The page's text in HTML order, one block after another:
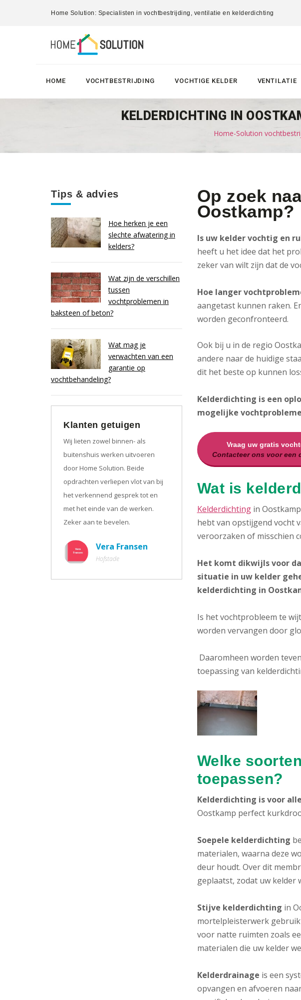
Home Solution: Specialisten in vochtbestrijding, ventilatie en kelderdichting
HOME VOCHTBESTRIJDING VOCHTIGE KELDER VENTILATIE
KELDERDICHTING IN
Home-Solution
Tips & advies
Hoe herken je een
slechte afwatering in
kelders?
Wat zijn de verschillen
tussen
vochtproblemen in
baksteen of beton?
Wat mag je
verwachten van een
garantie op
vochtbehandeling?
Klanten getuigen
Wij lieten zowel binnen- als
buitenshuis werken uitvoeren
door Home Solution. Beide
opdrachten verliepen vlot van bij
het verkennend gesprek tot en
met het einde van de werken.
Zeker aan te bevelen.
Vera Fransen
Hofstade
Op zoek
Oostkamp?
Is uw kelder vochtig en
heeft u het idee dat het
zeker van wilt zijn dat de
Hoe langer
aangetast kunnen raken.
worden geconfronteerd.
Ook bij u in de regio
andere naar de huidige
dit het beste op kunnen
Kelderdichting is een
mogelijke
Vraag uw gratis
Contacteer ons voor een
Wat is
Kelderdichtingin
hebt van opstijgend vocht
veroorzaken of misschien
Het komt dikwijls voor
situatie in uw kelder
kelderdichting in
Is het vochtprobleem te
worden vervangen door
Daaromheen worden
toepassing van
Welke
toepassen?
Kelderdichting is voor
Oostkamp perfect
Soepele kelderdichting
materialen, waarna deze
deur houdt. Over dit
geplaatst, zodat uw kelder
Stijve kelderdichting in
mortelpleisterwerk
voor natte ruimten zoals
materialen die uw kelder
Kelderdrainage is een
opvangen en afvoeren